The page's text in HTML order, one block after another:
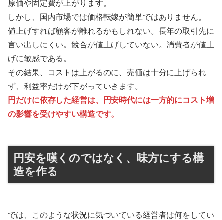
原価や固定費が上がります。
しかし、国内市場では価格転嫁が簡単ではありません。
値上げすれば顧客が離れるかもしれない。長年の取引先に
言い出しにくい。競合が値上げしていない。消費者が値上
げに敏感である。
その結果、コストは上がるのに、売価は十分に上げられ
ず、利益率だけが下がっていきます。
円だけに依存した経営は、円安時代には一方的にコスト増
の影響を受けやすい構造です。
円安を嘆くのではなく、味方にする構
造を作る
では、このような状況に気づいている経営者は何をしてい